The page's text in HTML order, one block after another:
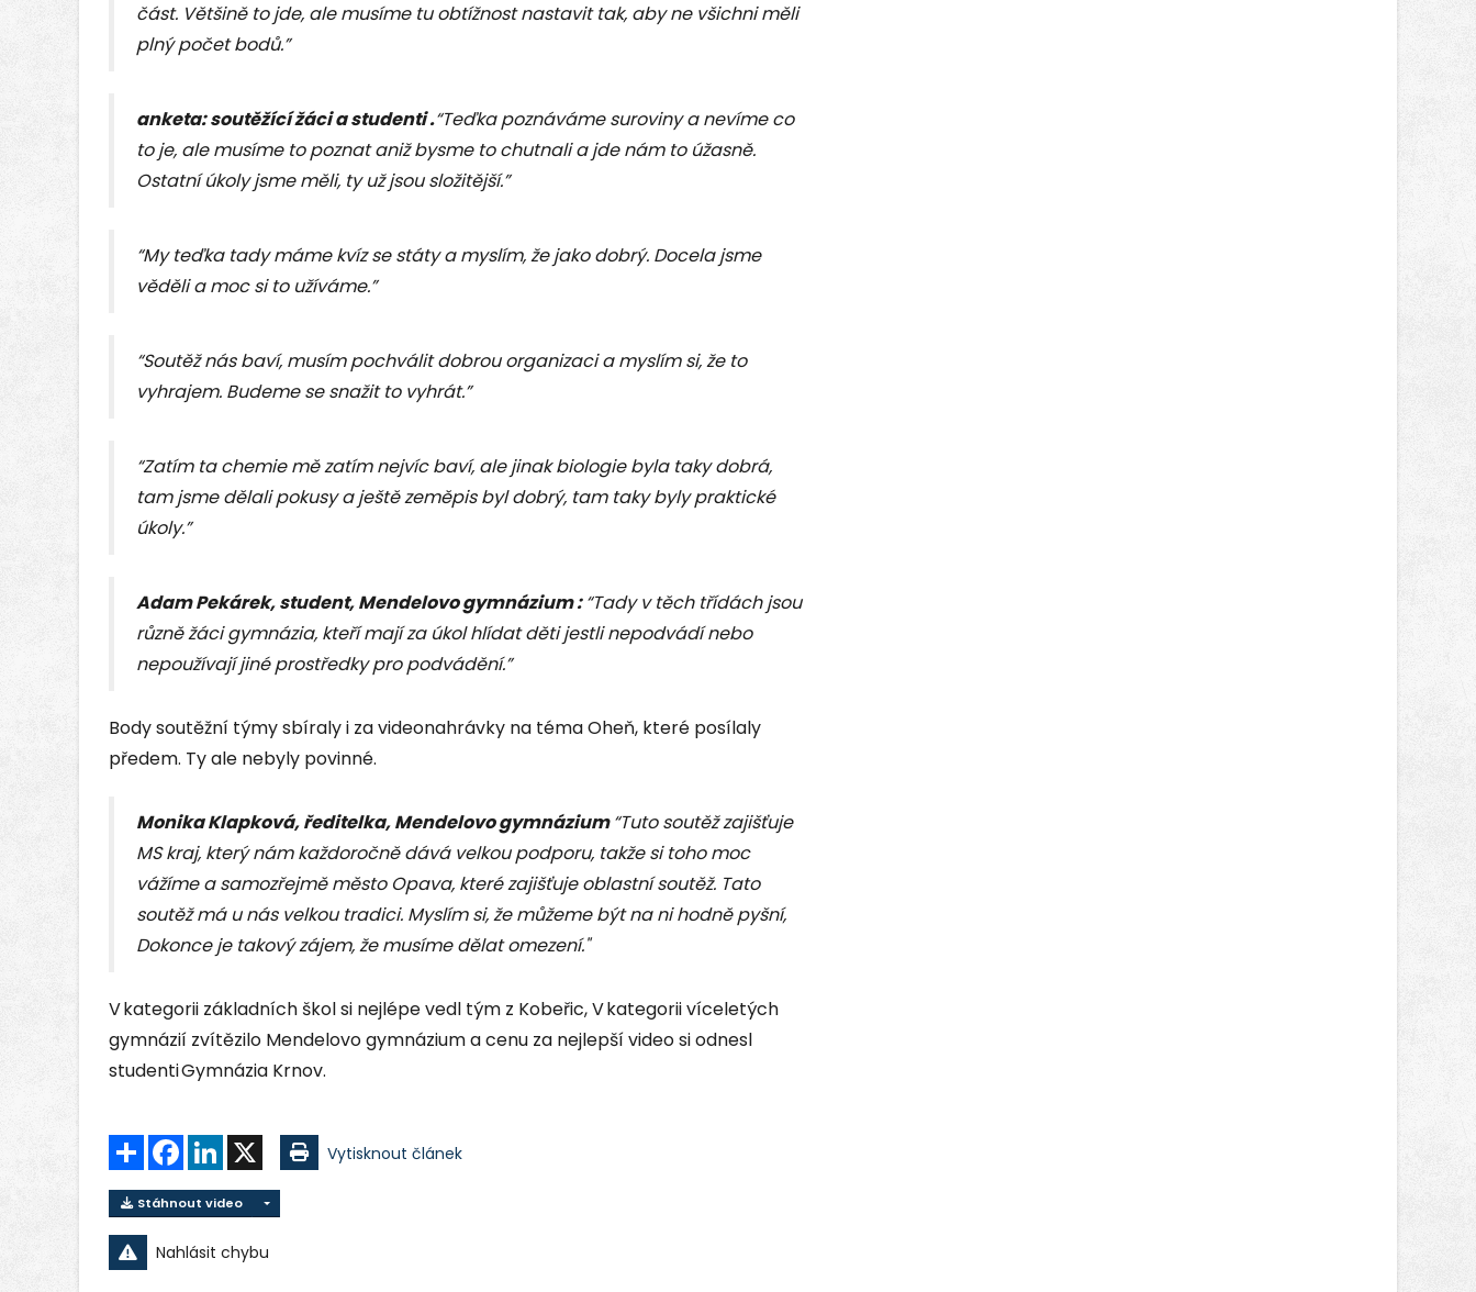
část. Většině to jde, ale musíme tu obtížnost nastavit tak, aby ne všichni měli
plný počet bodů.”
anketa: soutěžící žáci a studenti .“Teďka poznáváme suroviny a nevíme co
to je, ale musíme to poznat aniž bysme to chutnali a jde nám to úžasně.
Ostatní úkoly jsme měli, ty už jsou složitější.”
“My teďka tady máme kvíz se státy a myslím, že jako dobrý. Docela jsme
věděli a moc si to užíváme.”
“Soutěž nás baví, musím pochválit dobrou organizaci a myslím si, že to
vyhrajem. Budeme se snažit to vyhrát.”
“Zatím ta chemie mě zatím nejvíc baví, ale jinak biologie byla taky dobrá,
tam jsme dělali pokusy a ještě zeměpis byl dobrý, tam taky byly praktické
úkoly.”
Adam Pekárek, student, Mendelovo gymnázium :“Tady v těch třídách jsou
různě žáci gymnázia, kteří mají za úkol hlídat děti jestli nepodvádí nebo
nepoužívají jiné prostředky pro podvádění.”
Body soutěžní týmy sbíraly i za videonahrávky na téma Oheň, které posílaly
předem. Ty ale nebyly povinné.
Monika Klapková, ředitelka, Mendelovo gymnázium“Tuto soutěž zajišťuje
MS kraj, který nám každoročně dává velkou podporu, takže si toho moc
vážíme a samozřejmě město Opava, které zajišťuje oblastní soutěž. Tato
soutěž má u nás velkou tradici. Myslím si, že můžeme být na ni hodně pyšní,
Dokonce je takový zájem, že musíme dělat omezení."
V kategorii základních škol si nejlépe vedl tým z Kobeřic, V kategorii víceletých
gymnázií zvítězilo Mendelovo gymnázium a cenu za nejlepší video si odnesl
studenti Gymnázia Krnov.
Sdílet FacebookLinkedIn Vytisknout článek
Stáhnout video
Nahlásit chybu